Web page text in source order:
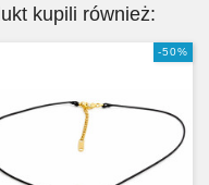
kupili również:
-50%